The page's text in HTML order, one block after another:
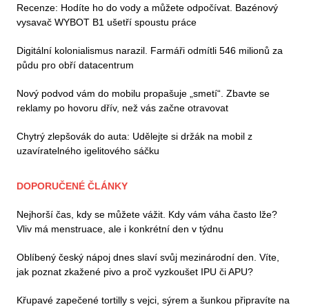
Recenze: Hodíte ho do vody a můžete odpočívat. Bazénový
vysavač WYBOT B1 ušetří spoustu práce
Digitální kolonialismus narazil. Farmáři odmítli 546 milionů za
půdu pro obří datacentrum
Nový podvod vám do mobilu propašuje „smetí“. Zbavte se
reklamy po hovoru dřív, než vás začne otravovat
Chytrý zlepšovák do auta: Udělejte si držák na mobil z
uzavíratelného igelitového sáčku
DOPORUČENÉ ČLÁNKY
Nejhorší čas, kdy se můžete vážit. Kdy vám váha často lže?
Vliv má menstruace, ale i konkrétní den v týdnu
Oblíbený český nápoj dnes slaví svůj mezinárodní den. Víte,
jak poznat zkažené pivo a proč vyzkoušet IPU či APU?
Křupavé zapečené tortilly s vejci, sýrem a šunkou připravíte na